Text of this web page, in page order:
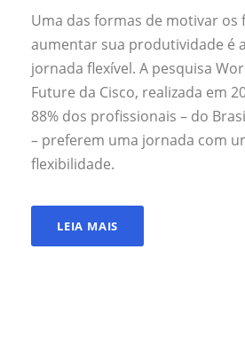
Uma das formas de motivar os
aumentar sua produtividade é
jornada flexível. A pesquisa
Future da Cisco, realizada em
88% dos profissionais – do
– preferem uma jornada com
flexibilidade.
LEIA MAIS